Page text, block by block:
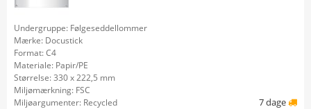
Undergruppe: Følgeseddellommer
Mærke: Docustick
Format: C4
Materiale: Papir/PE
Størrelse: 330 x 222,5 mm
Miljømærkning: FSC
Miljøargumenter: Recycled
7 dage